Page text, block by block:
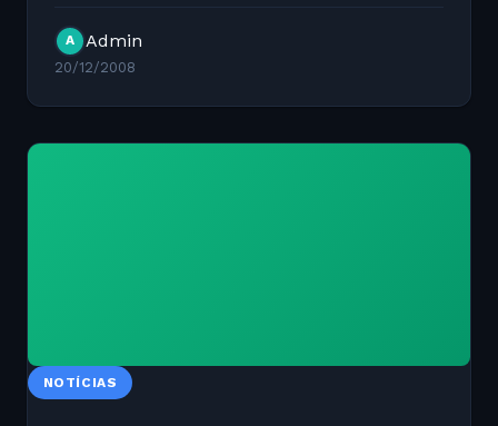
A Admin
20/12/2008
NOTÍCIAS